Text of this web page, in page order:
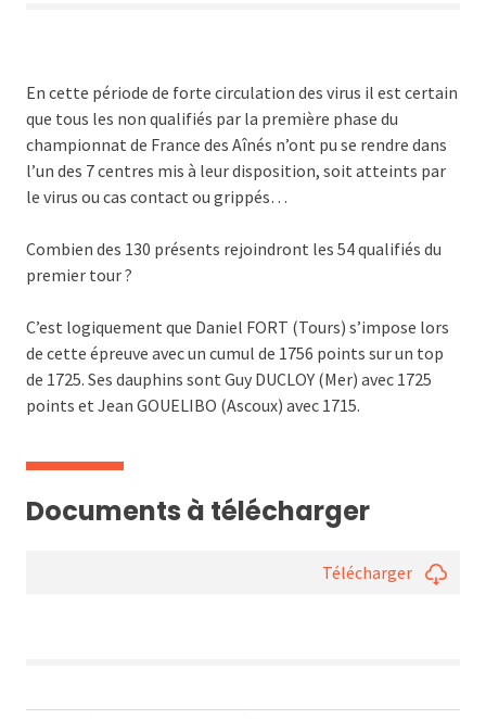
En cette période de forte circulation des virus il est certain
que tous les non qualifiés par la première phase du
championnat de France des Aînés n’ont pu se rendre dans
l’un des 7 centres mis à leur disposition, soit atteints par
le virus ou cas contact ou grippés…
Combien des 130 présents rejoindront les 54 qualifiés du
premier tour ?
C’est logiquement que Daniel FORT (Tours) s’impose lors
de cette épreuve avec un cumul de 1756 points sur un top
de 1725. Ses dauphins sont Guy DUCLOY (Mer) avec 1725
points et Jean GOUELIBO (Ascoux) avec 1715.
Documents à télécharger
Télécharger